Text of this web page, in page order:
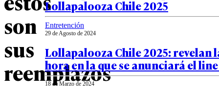
son
sus
reemplazos
Lollapalooza Chile 2025
Entretención
29 de Agosto de 2024
Lollapalooza Chile 2025: revelan
hora en la que se anunciará el
18 de Marzo de 2024